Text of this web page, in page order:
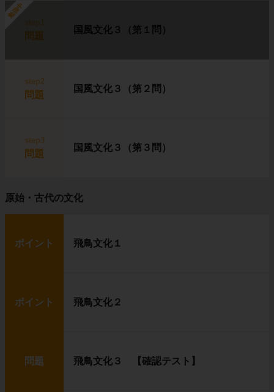
勉強中
問題
国風文化３（第１問）
step2
問題
国風文化３（第２問）
step3
問題
国風文化３（第３問）
原始・古代の文化
ポイント 飛鳥文化１
ポイント 飛鳥文化２
問題 飛鳥文化３ 【確認テスト】